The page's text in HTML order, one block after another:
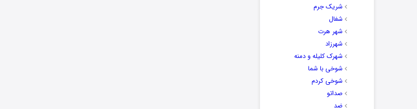
شریک جرم
شغال
شهر هرت
شهرزاد
شهرک کلیله و دمنه
شوخی با شما
شوخی کردم
صداتو
ضد